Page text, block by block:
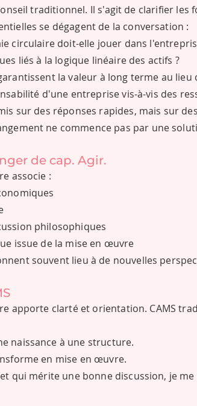
traditionnel. Il s'agit de clarifier les
se dégagent de la conversation :
circulaire doit-elle jouer dans
liés à la logique linéaire des actifs ?
la valeur à long terme au lieu
d'une entreprise vis-à-vis des
sur des réponses rapides, mais sur
ne commence pas par une
de cap. Agir.
associe :
philosophiques
issue de la mise en œuvre
souvent lieu à de nouvelles
apporte clarté et orientation. CAMS
naissance à une structure.
en mise en œuvre.
qui mérite une bonne discussion, je